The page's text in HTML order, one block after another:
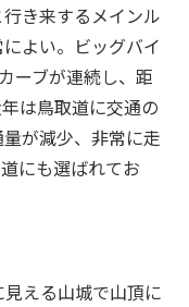
き来するメインル
よい。ビッグバイ
ーブが連続し、距
は鳥取道に交通の
が減少、非常に走
にも選ばれてお
える山城で山頂に